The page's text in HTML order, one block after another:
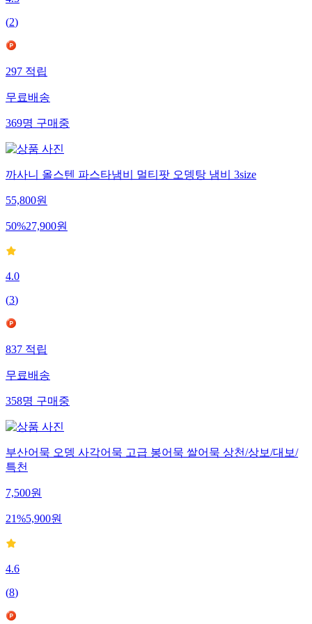
4.5
(2)
297적립
무료배송
369명구매중
까사니 올스텐 파스타냄비 멀티팟 오뎅탕 냄비 3size
55,800원
50%27,900원
4.0
(3)
837적립
무료배송
358명구매중
부산어묵 오뎅 사각어묵 고급 봉어묵 쌀어묵 상천/상보/대보/
특천
7,500원
21%5,900원
4.6
(8)